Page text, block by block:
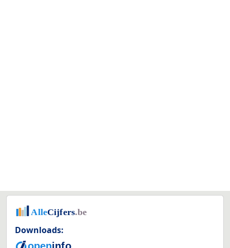
Downloads: